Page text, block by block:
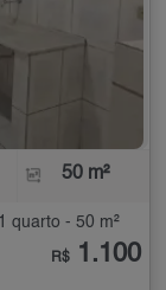
50 m²
quarto - 50 m²
R$ 1.100